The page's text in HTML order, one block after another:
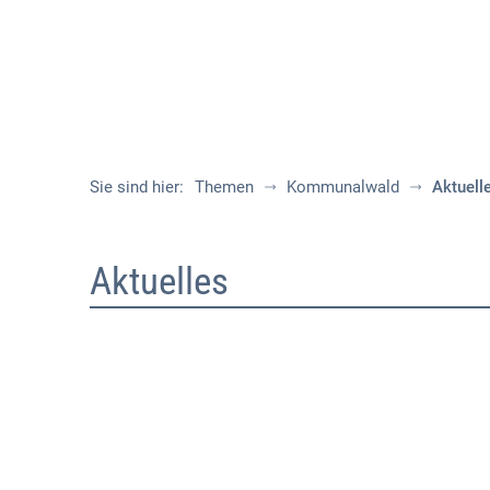
Sie sind hier: Themen Kommunalwald
AktuellesAktuelles